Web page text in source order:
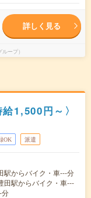
詳しく見る
ープ）
1,500円～〉
OK 派遣
駅からバイク・車---分
田駅からバイク・車---
分